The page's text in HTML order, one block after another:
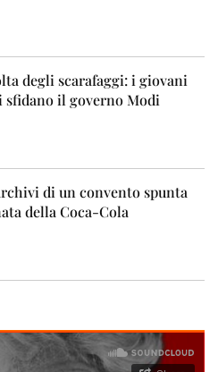
degli scarafaggi: i giovani
sfidano il governo Modi
di un convento spunta
della Coca-Cola